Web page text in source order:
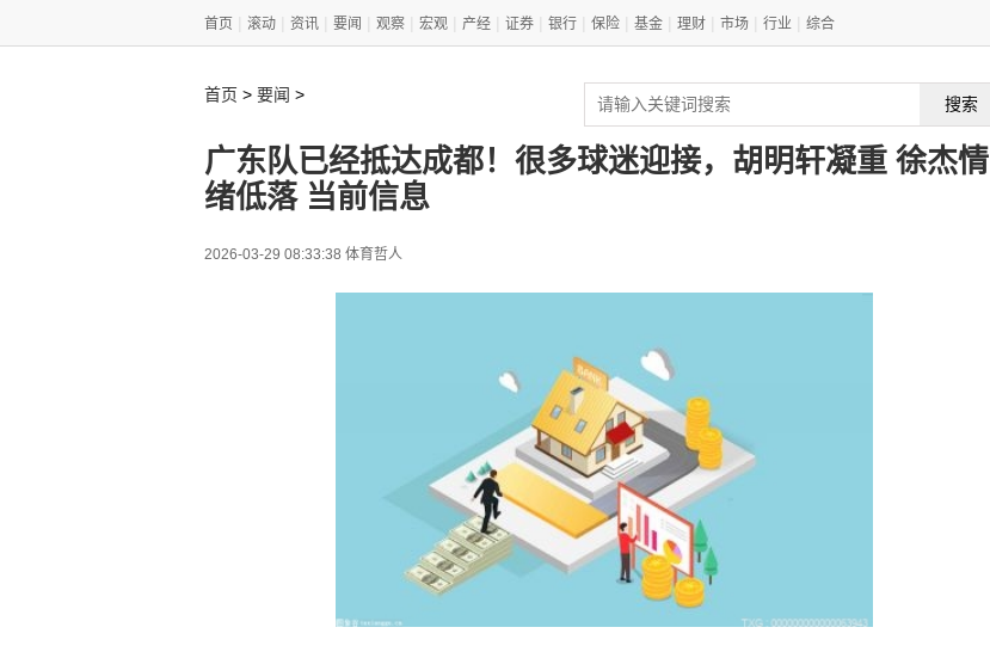
首页 滚动 资讯 要闻 观察 宏观 产经 证券 银行 保险 基金 理财 市场 行业 综合
首页 > 要闻 > 搜索
广东队已经抵达成都！很多球迷迎接，胡明轩凝重 徐杰情
绪低落 当前信息
2026-03-29 08:33:38 体育哲人